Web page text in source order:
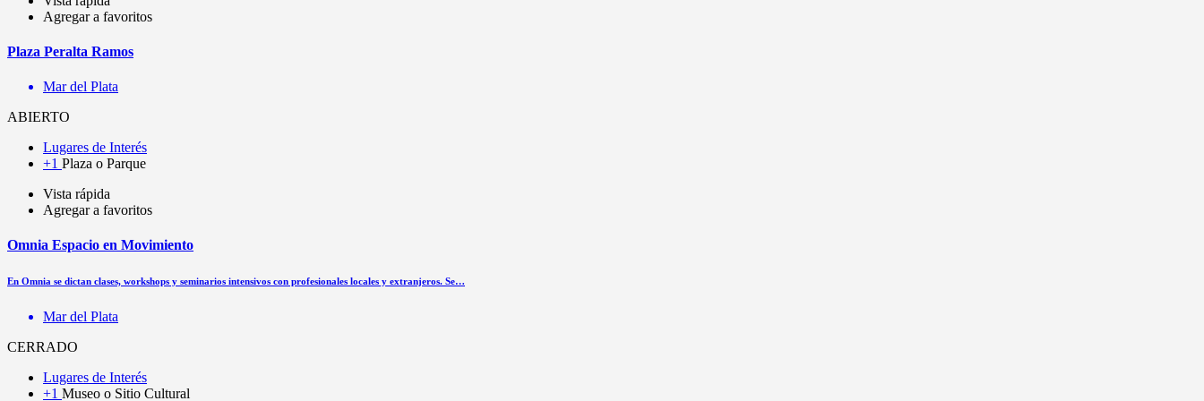
Agregar a favoritos
Plaza Peralta Ramos
Mar del Plata
ABIERTO
Lugares de Interés
+1 Plaza o Parque
Vista rápida
Agregar a favoritos
Omnia Espacio en Movimiento
En Omnia se dictan clases, workshops y seminarios intensivos con profesionales locales y extranjeros. Se…
Mar del Plata
CERRADO
Lugares de Interés
+1 Museo o Sitio Cultural